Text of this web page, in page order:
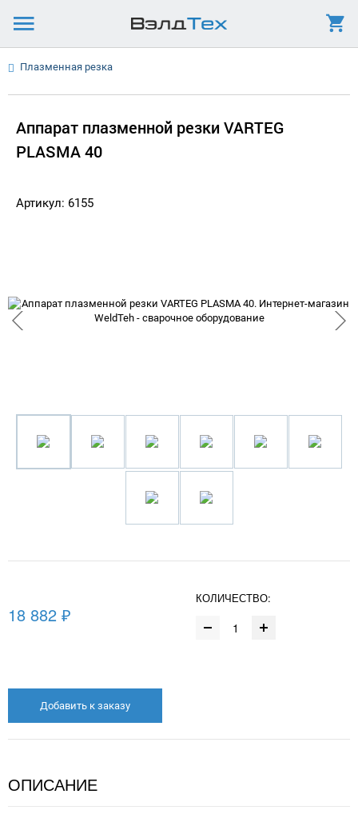
Плазменная резка
Аппарат плазменной резки VARTEG
PLASMA 40
Артикул: 6155
18 882 ₽
КОЛИЧЕСТВО:
Добавить к заказу
ОПИСАНИЕ